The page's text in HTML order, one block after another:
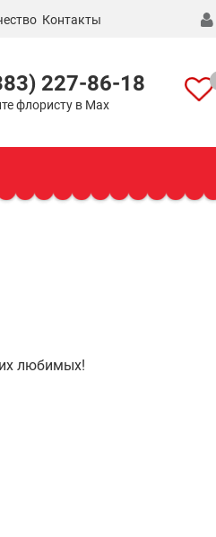
Контакты
227-86-18
флористу в Max
любимых!